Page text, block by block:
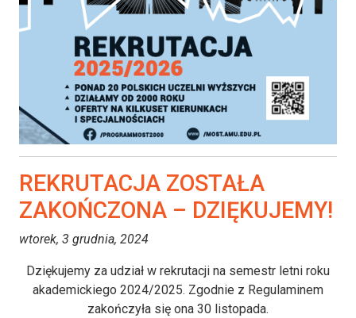
REKRUTACJA ZOSTAŁA
ZAKOŃCZONA – DZIĘKUJEMY!
wtorek, 3 grudnia, 2024
Dziękujemy za udział w rekrutacji na semestr letni roku
akademickiego 2024/2025. Zgodnie z Regulaminem
zakończyła się ona 30 listopada.